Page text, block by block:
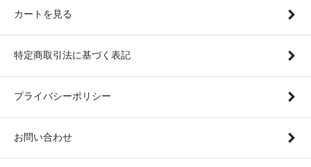
カートを見る
特定商取引法に基づく表記
プライバシーポリシー
お問い合わせ